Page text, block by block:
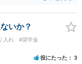
ます。
いか？
入れ
#奨学金
役にたった 3